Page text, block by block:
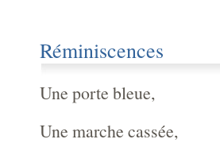
Réminiscences
Une porte bleue,
Une marche cassée,